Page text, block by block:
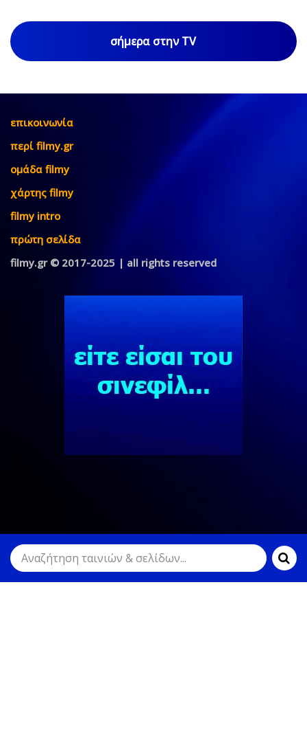
σήμερα στην TV
επικοινωνία
περί filmy.gr
ομάδα filmy
χάρτης filmy
filmy intro
πρώτη σελίδα
filmy.gr © 2017-2025 | all rights reserved